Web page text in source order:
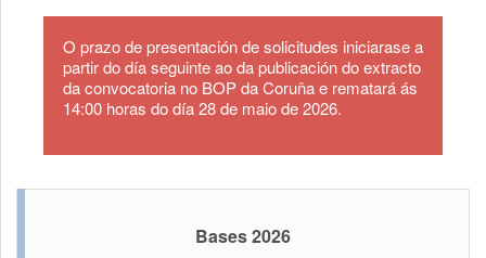
O prazo de presentación de solicitudes iniciarase a
partir do día seguinte ao da publicación do extracto
da convocatoria no BOP da Coruña e rematará ás
14:00 horas do día 28 de maio de 2026.
Bases 2026